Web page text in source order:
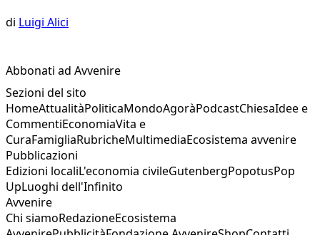
di Luigi Alici
Abbonati ad Avvenire
Sezioni del sito
HomeAttualitàPoliticaMondoAgoràPodcastChiesaIdee e
CommentiEconomiaVita e
CuraFamigliaRubricheMultimediaEcosistema avvenire
Pubblicazioni
Edizioni localiL'economia civileGutenbergPopotusPop
UpLuoghi dell'Infinito
Avvenire
Chi siamoRedazioneEcosistema